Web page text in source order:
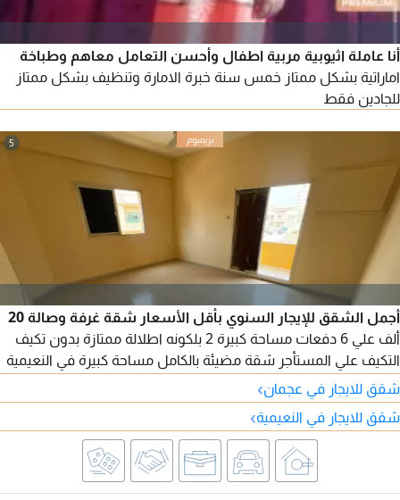
أنا عاملة اثيوبية مربية اطفال وأحسن التعامل معاهم وطباخة
اماراتية بشكل ممتاز خمس سنة خبرة الامارة وتنظيف بشكل ممتاز
للجادين فقط
5
أجمل الشقق للإيجار السنوي بأقل الأسعار شقة غرفة وصالة 20
ألف علي 6 دفعات مساحة كبيرة 2 بلكونه اطلالة ممتازة بدون تكيف
التكيف علي المستأجر شقة مضيئة بالكامل مساحة كبيرة في النعيمية
2 موقع مميز وخدمي بجوار جميع الخدمات سهل المخرج للشارقه
ودبي وسهل المخرج لطريق الشيخ مدينة محمد بن زايد
شقق للايجار في عجمان›
شقق للايجار في النعيمية›